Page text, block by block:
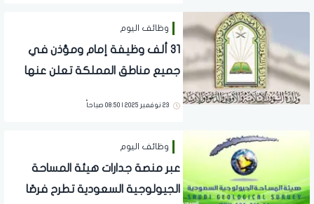
وظائف اليوم
31 ألف وظيفة إمام ومؤذن في
جميع مناطق المملكة تعلن عنها
23 نوفمبر 2025 | 08:50 صباحاً
وظائف اليوم
عبر منصة جدارات هيئة المساحة
الجيولوجية السعودية تطرح فرصًا